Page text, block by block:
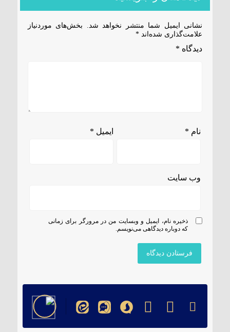
نشانی ایمیل شما منتشر نخواهد شد.
بخش‌های موردنیاز
علامت‌گذاری شده‌اند *
دیدگاه *
نام * ایمیل *
وب‌ سایت
ذخیره نام، ایمیل و وبسایت من در مرورگر برای زمانی
که دوباره دیدگاهی می‌نویسم.